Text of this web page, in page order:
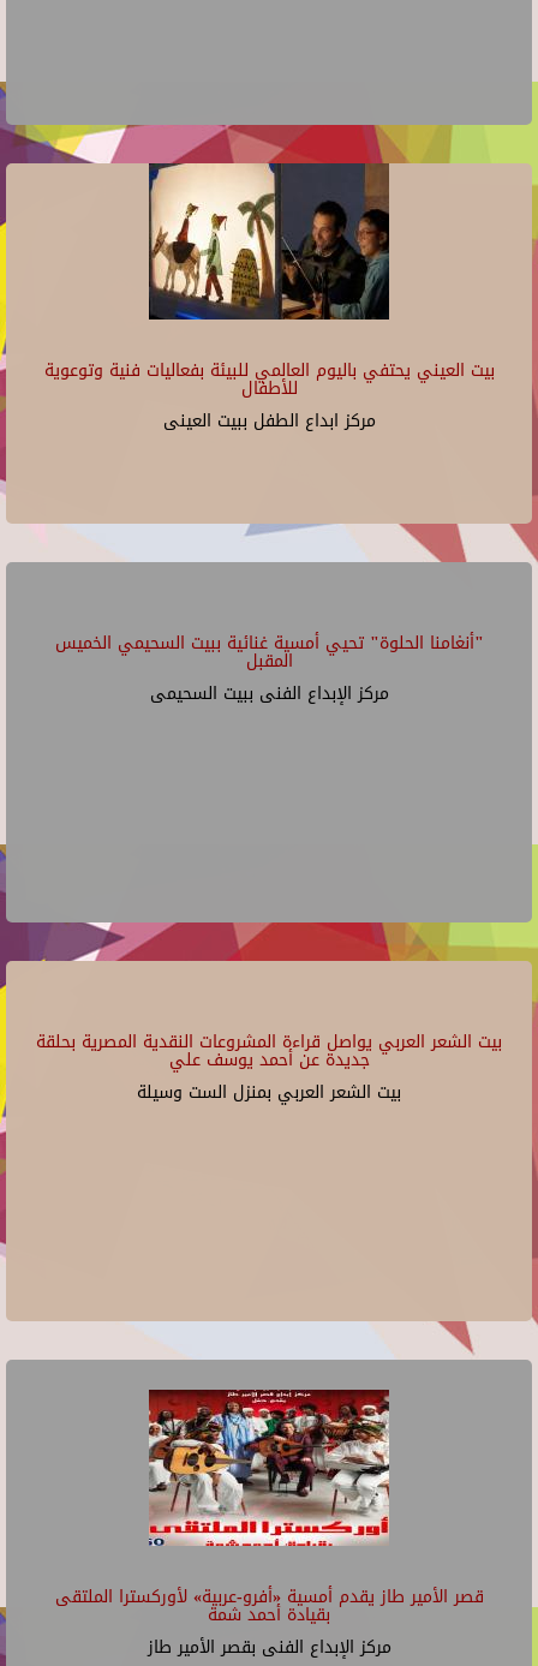
بيت العيني يحتفي باليوم العالمي للبيئة بفعاليات فنية وتوعوية
للأطفال
مركز ابداع الطفل ببيت العينى
"أنغامنا الحلوة" تحيي أمسية غنائية ببيت السحيمي الخميس
المقبل
مركز الإبداع الفنى ببيت السحيمى
بيت الشعر العربي يواصل قراءة المشروعات النقدية المصرية بحلقة
جديدة عن أحمد يوسف علي
بيت الشعر العربي بمنزل الست وسيلة
قصر الأمير طاز يقدم أمسية «أفرو-عربية» لأوركسترا الملتقى
بقيادة أحمد شمة
مركز الإبداع الفنى بقصر الأمير طاز